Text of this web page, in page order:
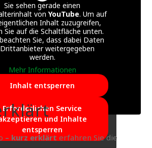
Sie sehen gerade einen
von YouTube. Um auf
Inhalt zuzugreifen,
Sie auf die Schaltfläche unten.
Sie, dass dabei Daten
weitergegeben
werden.
Mehr Informationen
Inhalt entsperren
Erforderlichen Service
und Inhalte
entsperren
– kurz erklärt erfahren Sie die